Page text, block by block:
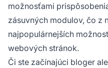
možnosťami
zásuvných modulov, čo z
najpopulárnejších
webových stránok.
Či ste začínajúci bloger